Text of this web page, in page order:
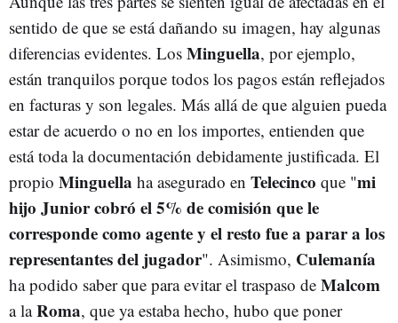
sentido de que se está dañando su imagen, hay algunas
diferencias evidentes. Los Minguella, por ejemplo,
están tranquilos porque todos los pagos están reflejados
en facturas y son legales. Más allá de que alguien pueda
estar de acuerdo o no en los importes, entienden que
está toda la documentación debidamente justificada. El
propio Minguella ha asegurado en Telecinco que "mi
hijo Junior cobró el 5% de comisión que le
corresponde como agente y el resto fue a parar a los
representantes del jugador". Asimismo, Culemanía
ha podido saber que para evitar el traspaso de Malcom
a laRoma, que ya estaba hecho, hubo que poner